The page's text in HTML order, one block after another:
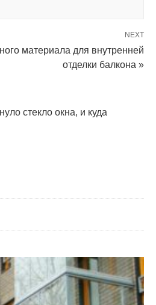
NEXT
материала для внутренней
отделки балкона »
стекло окна, и куда